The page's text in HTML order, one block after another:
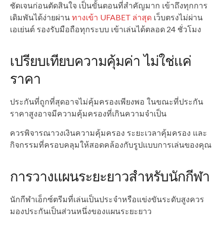
ชัดเจนก่อนตัดสินใจ เป็นขั้นตอนที่สำคัญมาก เข้าถึงทุกการ
เดิมพันได้ง่ายผ่าน ทางเข้า UFABET ล่าสุด เว็บตรงไม่ผ่าน
เอเย่นต์ รองรับมือถือทุกระบบ เข้าเล่นได้ตลอด 24 ชั่วโมง
เปรียบเทียบความคุ้มค่า ไม่ใช่แค่
ราคา
ประกันที่ถูกที่สุดอาจไม่คุ้มครองเพียงพอ ในขณะที่ประกัน
ราคาสูงอาจมีความคุ้มครองที่เกินความจำเป็น
ควรพิจารณาวงเงินความคุ้มครอง ระยะเวลาคุ้มครอง และ
กิจกรรมที่ครอบคลุมให้สอดคล้องกับรูปแบบการเล่นของคุณ
การวางแผนระยะยาวสำหรับนักกีฬา
นักกีฬาเอ็กซ์ตรีมที่เล่นเป็นประจำหรือแข่งขันระดับสูงควร
มองประกันเป็นส่วนหนึ่งของแผนระยะยาว